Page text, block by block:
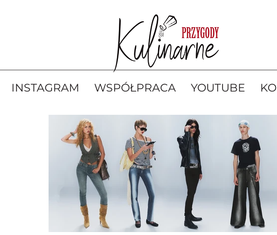
INSTAGRAM WSPÓŁPRACA YOUTUBE